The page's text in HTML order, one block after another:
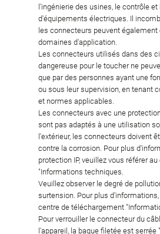
l'ingénierie des usines, le contrôle
d'équipements électriques. Il
les connecteurs peuvent
domaines d'application.
Les connecteurs utilisés dans des
dangereuse pour le toucher ne
que par des personnes ayant une
ou sous leur supervision, en tenant
et normes applicables.
Les connecteurs avec une
sont pas adaptés à une utilisation
l'extérieur, les connecteurs doivent
contre la corrosion. Pour plus
protection IP, veuillez vous référer
"Informations techniques.
Veuillez observer le degré de
surtension. Pour plus
centre de téléchargement
Pour verrouiller le connecteur du
l'appareil, la bague filetée est serrée